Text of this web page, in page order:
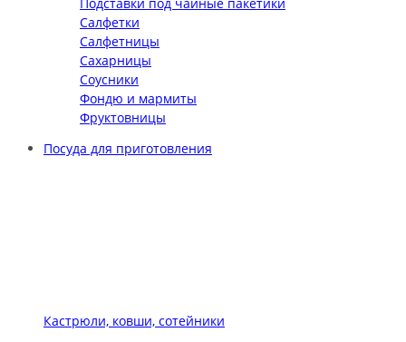
Салфетки
Салфетницы
Сахарницы
Соусники
Фондю и мармиты
Фруктовницы
Посуда для приготовления
Кастрюли, ковши, сотейники